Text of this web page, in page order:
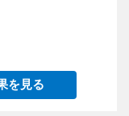
を見る